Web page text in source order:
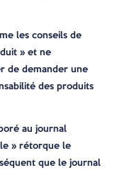
les conseils de
» et ne
de demander une
des produits
au journal
» rétorque le
que le journal